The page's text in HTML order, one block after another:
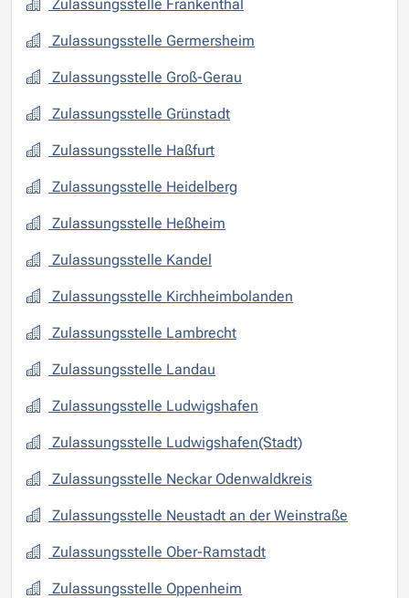
Zulassungsstelle Frankenthal
Zulassungsstelle Germersheim
Zulassungsstelle Groß-Gerau
Zulassungsstelle Grünstadt
Zulassungsstelle Haßfurt
Zulassungsstelle Heidelberg
Zulassungsstelle Heßheim
Zulassungsstelle Kandel
Zulassungsstelle Kirchheimbolanden
Zulassungsstelle Lambrecht
Zulassungsstelle Landau
Zulassungsstelle Ludwigshafen
Zulassungsstelle Ludwigshafen(Stadt)
Zulassungsstelle Neckar Odenwaldkreis
Zulassungsstelle Neustadt an der Weinstraße
Zulassungsstelle Ober-Ramstadt
Zulassungsstelle Oppenheim